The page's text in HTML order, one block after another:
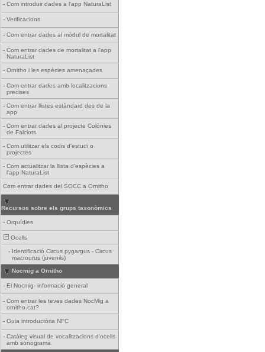
- Com introduir dades a l'app NaturaList
- Verificacions
- Com entrar dades al mòdul de mortalitat
- Com entrar dades de mortalitat a l'app
NaturaList
- Ornitho i les espècies amenaçades
- Com entrar dades amb localitzacions
precises
- Com entrar llistes estàndard des de la
app
- Com entrar dades al projecte Colònies
de Falciots
- Com utilitzar els codis d'estudi o
projectes
- Com actualitzar la llista d'espècies a
l'app NaturaList
Com entrar dades del SOCC a Ornitho
Recursos sobre els grups taxonòmics
- Orquídies
Ocells
- Identificació Circus pygargus - Circus
macrourus (juvenils)
Nocmig a Ornitho
- El Nocmig- informació general
- Com entrar les teves dades NocMig a
ornitho.cat?
- Guia introductòria NFC
- Catàleg visual de vocalitzacions d'ocells
amb sonograma